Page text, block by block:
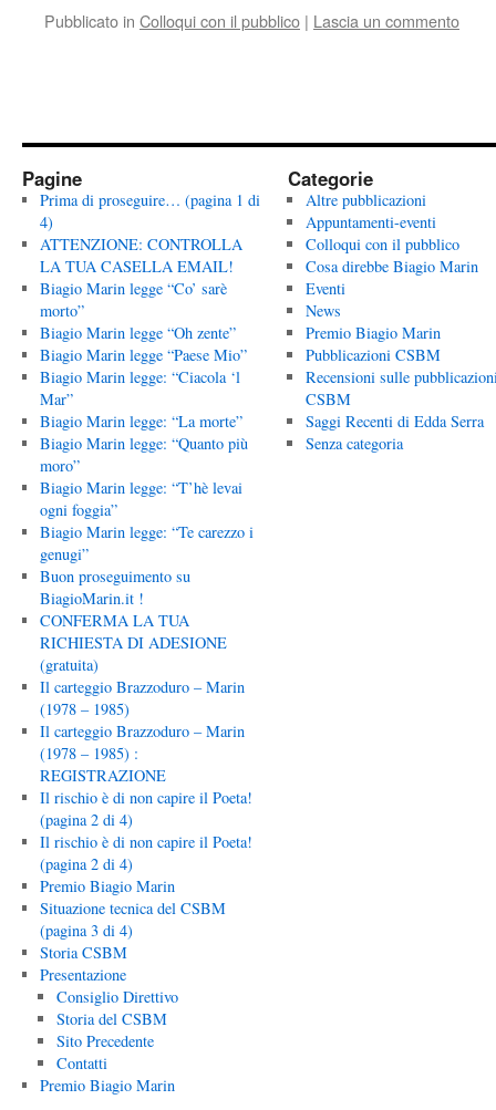
Pubblicato in Colloqui con il pubblico | Lascia un commento
Pagine
Prima di proseguire… (pagina 1 di
4)
ATTENZIONE: CONTROLLA
LA TUA CASELLA EMAIL!
Biagio Marin legge “Co’ sarè
morto”
Biagio Marin legge “Oh zente”
Biagio Marin legge “Paese Mio”
Biagio Marin legge: “Ciacola ‘l
Mar”
Biagio Marin legge: “La morte”
Biagio Marin legge: “Quanto più
moro”
Biagio Marin legge: “T’hè levai
ogni foggia”
Biagio Marin legge: “Te carezzo i
genugi”
Buon proseguimento su
BiagioMarin.it !
CONFERMA LA TUA
RICHIESTA DI ADESIONE
(gratuita)
Il carteggio Brazzoduro – Marin
(1978 – 1985)
Il carteggio Brazzoduro – Marin
(1978 – 1985) :
REGISTRAZIONE
Il rischio è di non capire il Poeta!
(pagina 2 di 4)
Il rischio è di non capire il Poeta!
(pagina 2 di 4)
Premio Biagio Marin
Situazione tecnica del CSBM
(pagina 3 di 4)
Storia CSBM
Presentazione
Consiglio Direttivo
Storia del CSBM
Sito Precedente
Contatti
Premio Biagio Marin
Categorie
Altre pubblicazioni
Appuntamenti-eventi
Colloqui con il pubblico
Cosa direbbe Biagio Marin
Eventi
News
Premio Biagio Marin
Pubblicazioni CSBM
Recensioni sulle
CSBM
Saggi Recenti di Edda Serra
Senza categoria